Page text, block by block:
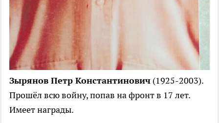
Зырянов Петр Константинович (1925-2003).
Прошёл всю войну, попав на фронт в 17 лет.
Имеет награды.